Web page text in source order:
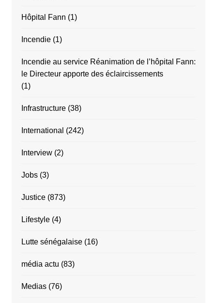
Hôpital Fann (1)
Incendie(1)
Incendie au service Réanimation de l’hôpital Fann:
le Directeur apporte des éclaircissements
(1)
Infrastructure(38)
International (242)
Interview(2)
Jobs(3)
Justice(873)
Lifestyle(4)
Lutte sénégalaise(16)
média actu (83)
Medias(76)